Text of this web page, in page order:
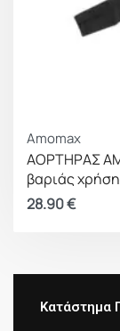
Amomax
ΑΟΡΤΗΡΑΣ
βαριάς
28.90€
Κατάστημα